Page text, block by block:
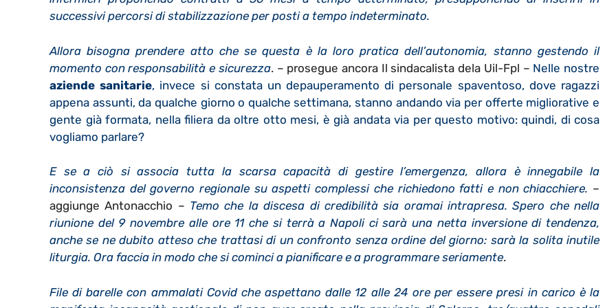
successivi percorsi di stabilizzazione per posti a tempo indeterminato.
Allora bisogna prendere atto che se questa è la loro pratica dell’autonomia, stanno gestendo il
momento con responsabilità e sicurezza. – prosegue ancora Il sindacalista dela Uil-Fpl – Nelle nostre
aziende sanitarie, invece si constata un depauperamento di personale spaventoso, dove ragazzi
appena assunti, da qualche giorno o qualche settimana, stanno andando via per offerte migliorative e
gente già formata, nella filiera da oltre otto mesi, è già andata via per questo motivo: quindi, di cosa
vogliamo parlare?
E se a ciò si associa tutta la scarsa capacità di gestire l’emergenza, allora è innegabile la
inconsistenza del governo regionale su aspetti complessi che richiedono fatti e non chiacchiere. –
aggiunge Antonacchio – Temo che la discesa di credibilità sia oramai intrapresa. Spero che nella
riunione del 9 novembre alle ore 11 che si terrà a Napoli ci sarà una netta inversione di tendenza,
anche se ne dubito atteso che trattasi di un confronto senza ordine del giorno: sarà la solita inutile
liturgia. Ora faccia in modo che si cominci a pianificare e a programmare seriamente.
File di barelle con ammalati Covid che aspettano dalle 12 alle 24 ore per essere presi in carico è la